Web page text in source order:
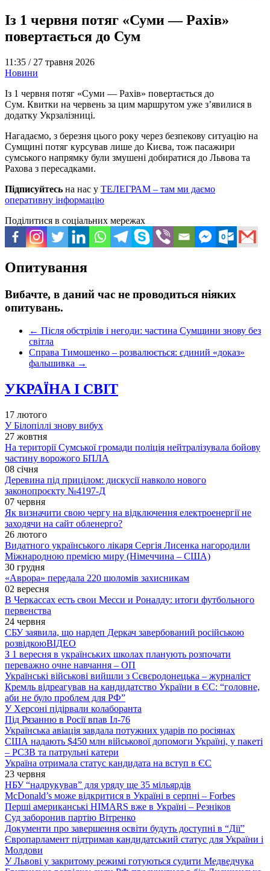
Із 1 червня потяг «Суми — Рахів»
повертається до Сум
11:35 / 27 травня 2026
Новини
Із 1 червня потяг «Суми — Рахів» повертається до
Сум. Квитки на червень за цим маршрутом уже з’явилися в
додатку Укрзалізниці.
Нагадаємо, з березня цього року через безпекову ситуацію на
Сумщині потяг курсував лише до Києва, тож пасажири
сумського напрямку були змушені добиратися до Львова та
Рахова з пересадками.
Підписуйтесь на нас у ТЕЛЕГРАМ – там ми даємо
оперативну інформацію
Поділитися в соціальних мережах
Опитування
Вибачте, в даний час не проводиться ніяких
опитувань.
← Після обстрілів і негоди: частина Сумщини знову без
світла
Справа Тимошенко – розвалюється: єдиний «доказ»
фальшивка →
УКРАЇНА І СВІТ
17 лютого
У Білопіллі знову вибух
27 жовтня
На території Сумської громади поліція нейтралізувала бойову
частину ворожого БПЛА
08 січня
Деревина під прицілом: дискусії навколо нового
законопроєкту №4197-Д
07 червня
Як визначити свою чергу на відключення електроенергії не
заходячи на сайт обленерго?
26 лютого
Видатного українського лікаря Сергія Лисенка нагородили
Міжнародною премією миру (Німеччина – США)
30 грудня
«Аврора» передала 220 шоломів захисникам
02 вересня
В Черкассах есть свои Месси и Роналду: итоги футбольного
первенства
24 червня
СБУ заявила, що нардеп Деркач завербований російською
розвідкоюВІДЕО
З 1 вересня в українських школах планують розпочати
переважно очне навчання – ОП
Українські військові вийшли з Сєвєродонецька – журналіст
Кремль відреагував на кандидатство України в ЄС: “головне,
аби не було проблем для РФ”
У Херсоні підірвали колаборанта
Під Рязанню в Росії впав Іл-76
Українська авіація завдала потужних ударів по росіянах
США надають $450 млн військової допомоги Україні, у пакеті
– РСЗВ та патрульні катери
Україна отримала статус кандидата на вступ в ЄС
23 червня
НБУ “надрукував” для уряду ще 35 мільярдів
McDonald’s може відкритися в Україні в серпні – Forbes
Перші американські HIMARS вже в Україні – Резніков
Суд заборонив партію Вітренко
Документи про завершення освіти будуть доступні в “Дії”
Європарламент підтримав кандидатський статус для України і
Молдови
У Львові у закритому режимі готуються судити Медведчука